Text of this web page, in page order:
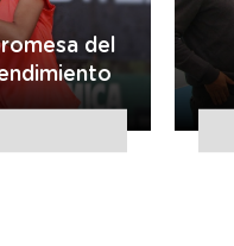
del